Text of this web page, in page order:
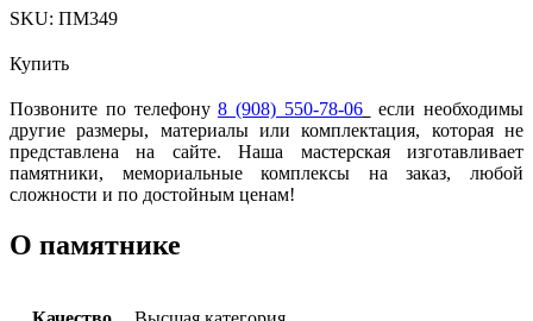
SKU: ПМ349
Купить
Позвоните по телефону8 (908) 550-78-06
если необходимы
другие размеры, материалы или комплектация, которая не
представлена на сайте. Наша мастерская изготавливает
памятники, мемориальные комплексы на заказ, любой
сложности и по достойным ценам!
О памятнике